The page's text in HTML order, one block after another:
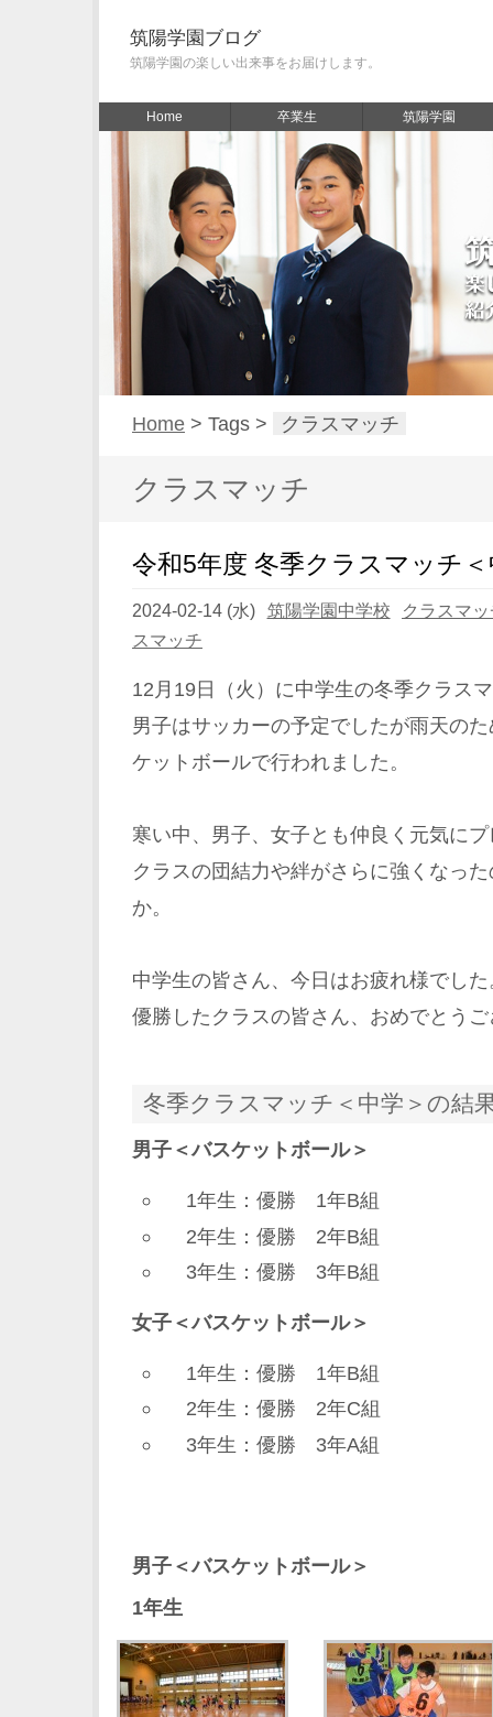
筑陽学園ブログ
筑陽学園の楽しい出来事をお届けします。
Home 卒業生 筑陽学園
Home > Tags > クラスマッチ
クラスマッチ
令和5年度 冬季クラスマッチ
2024-02-14 (水) 筑陽学園中学校
クラスマ
スマッチ
12月19日（火）に中学生の冬季クラス
男子はサッカーの予定でしたが雨天の
ケットボールで行われました。
寒い中、男子、女子とも仲良く元気に
クラスの団結力や絆がさらに強くなっ
か。
中学生の皆さん、今日はお疲れ様でした
優勝したクラスの皆さん、おめでとう
冬季クラスマッチ＜中学＞の結
男子＜バスケットボール＞
1年生：優勝 1年B組
2年生：優勝 2年B組
3年生：優勝 3年B組
女子＜バスケットボール＞
1年生：優勝 1年B組
2年生：優勝 2年C組
3年生：優勝 3年A組
男子＜バスケットボール＞
1年生